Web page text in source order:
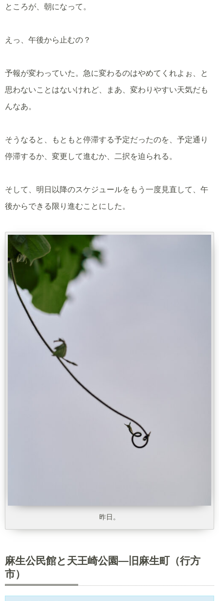
ところが、朝になって。
えっ、午後から止むの？
予報が変わっていた。急に変わるのはやめてくれよぉ、と
思わないことはないけれど、まあ、変わりやすい天気だも
んなあ。
そうなると、もともと停滞する予定だったのを、予定通り
停滞するか、変更して進むか、二択を迫られる。
そして、明日以降のスケジュールをもう一度見直して、午
後からできる限り進むことにした。
昨日。
麻生公民館と天王崎公園―旧麻生町（行方
市）